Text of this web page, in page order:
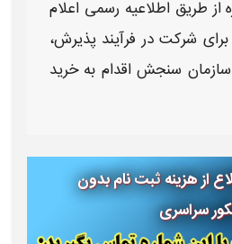
از طریق اطلاعیه رسمی اعلام
شرکت در فرآیند پذیرش،
سنجش اقدام بهخرید
از هزینهثبت نام بدون
سراسری